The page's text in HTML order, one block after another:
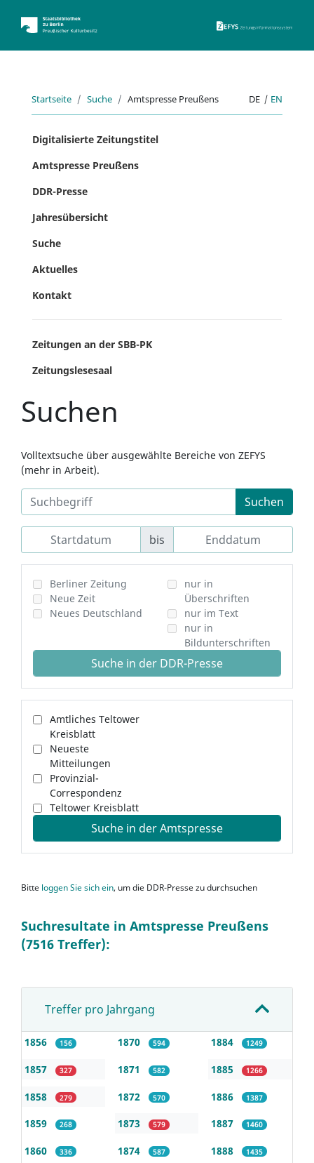
Startseite Suche Amtspresse Preußens DE | EN
Digitalisierte Zeitungstitel
Amtspresse Preußens
DDR-Presse
Jahresübersicht
Suche
Aktuelles
Kontakt
Zeitungen an der SBB-PK
Zeitungslesesaal
Suchen
Volltextsuche über ausgewählte Bereiche von ZEFYS
(mehr in Arbeit).
Suchen
bis
Berliner Zeitung
Neue Zeit
Neues Deutschland
nur in
Überschriften
nur im Text
nur in
Bildunterschriften
Suche in der DDR-Presse
Amtliches Teltower
Kreisblatt
Neueste
Mitteilungen
Provinzial-
Correspondenz
Teltower Kreisblatt
Suche in der Amtspresse
Bitte loggen Sie sich ein, um die DDR-Presse zu durchsuchen
Suchresultate in Amtspresse Preußens
(7516 Treffer):
Treffer pro Jahrgang
1856 156
1857 327
1858 279
1859 268
1860 336
1870 594
1871 582
1872 570
1873 579
1874 587
1884 1249
1885 1266
1886 1387
1887 1460
1888 1435